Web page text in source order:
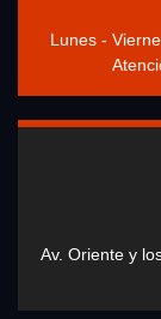
Lunes -
Av. Oriente y